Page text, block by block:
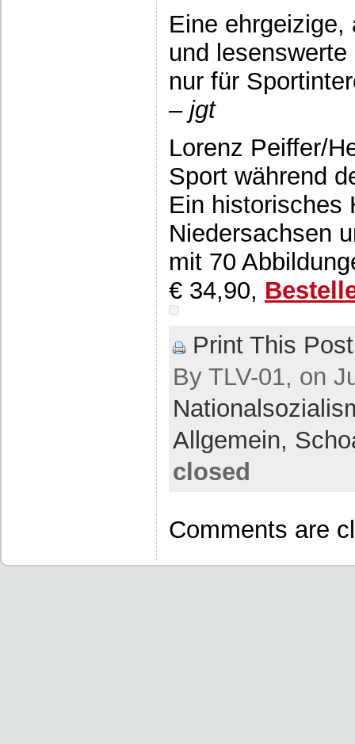
Eine
und
nur für
– jgt
Lorenz Peiffer/
Sport während
Ein historisches
Niedersachsen
mit 70
€ 34,90,
Print This Post
By TLV-01, on
Allgemein,
closed
Comments are